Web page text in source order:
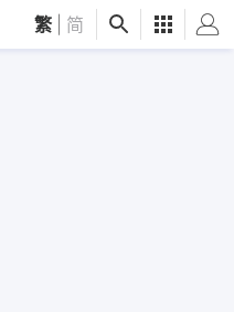
繁 简